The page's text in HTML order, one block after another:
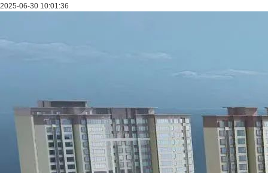
2025-06-30 10:01:36